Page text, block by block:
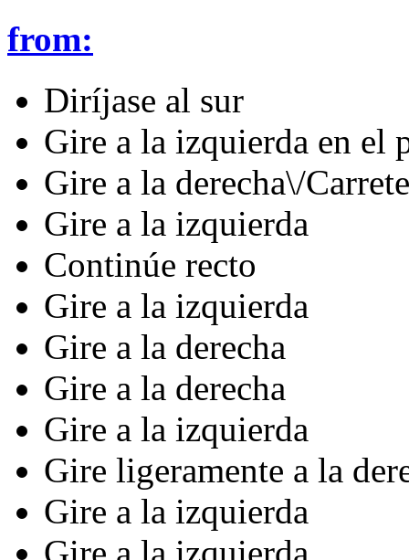
from:
Diríjase al sur
Gire a la izquierda en el
Gire a la derecha\/
Gire a la izquierda
Continúe recto
Gire a la izquierda
Gire a la derecha
Gire a la derecha
Gire a la izquierda
Gire ligeramente a la
Gire a la izquierda
Gire a la izquierda